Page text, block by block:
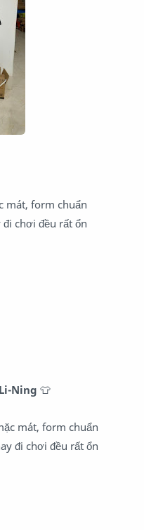
mát, form chuẩn
chơi đều rất ổn
Li-Ning 👕
mát, form chuẩn
đi chơi đều rất ổn